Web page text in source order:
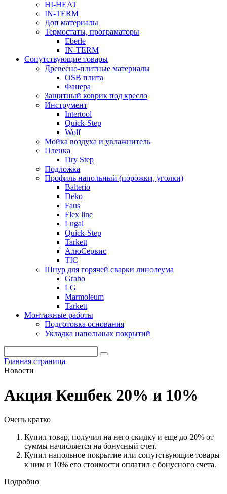
HI-HEAT
IN-TERM
Доп материалы
Термостаты, програматоры
Eberle
IN-TERM
Сопутствующие товары
Древесно-плитные материалы
OSB плита
Фанера
Защитный коврик под кресло
Инструмент
Intertool
Quick-Step
Wolf
Мойка воздуха и увлажнитель
Пленка
Dry Step
Подложка
Профиль напольный (порожки, уголки)
Balterio
Deko
Faus
Flex line
Lugal
Quick-Step
Tarkett
АлюСервис
ТІС
Шнур для горячей сварки линолеума
Grabo
LG
Marmoleum
Tarkett
Монтажные работы
Подготовка основания
Укладка напольных покрытий
Главная страница
Новости
Акция Кешбек 20% и 10%
Очень кратко
Купил товар, получил на него скидку и еще до 20% от
суммы начисляется на бонусный счет.
Купил напольное покрытие или сопутствующие товары
к ним и 10% его стоимости оплатил с бонусного счета.
Подробно